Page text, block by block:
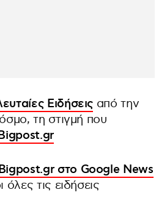
Ειδήσεις από την
τη στιγμή που
στο Google News
τις ειδήσεις